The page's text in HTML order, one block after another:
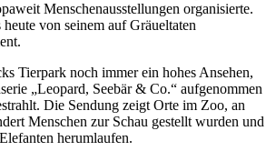
Menschenausstellungen organisierte.
von seinem auf Gräueltaten
Tierpark noch immer ein hohes Ansehen,
„Leopard, Seebär & Co.“ aufgenommen
Die Sendung zeigt Orte im Zoo, an
Menschen zur Schau gestellt wurden und
herumlaufen.